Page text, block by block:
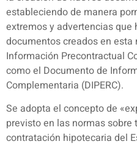
estableciendo de manera
extremos y advertencias que
documentos creados en
Información Precontractual
como el Documento de
Complementaria (DIPERC).
Se adopta el concepto de
previsto en las normas sobre
contratación hipotecaria del